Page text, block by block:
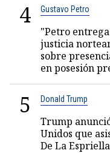
4 Gustavo Petro
"Petro
justicia
sobre
en posesión
5 Donald Trump
Trump
Unidos que
De La